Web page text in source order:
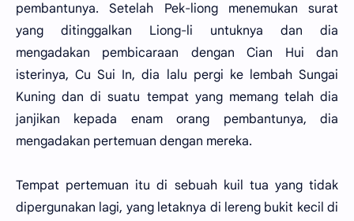
pembantunya. Setelah Pek-liong menemukan surat
yang ditinggalkan Liong-li untuknya dan dia
mengadakan pembicaraan dengan Cian Hui dan
isterinya, Cu Sui In, dia lalu pergi ke lembah Sungai
Kuning dan di suatu tempat yang memang telah dia
janjikan kepada enam orang pembantunya, dia
mengadakan pertemuan dengan mereka.
Tempat pertemuan itu di sebuah kuil tua yang tidak
dipergunakan lagi, yang letaknya di lereng bukit kecil di